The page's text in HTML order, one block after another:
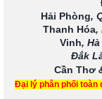
Hải Phòng,
Thanh Hóa,
Vinh,
Đắk
Cần Thơ
Đại lý phân phối toàn